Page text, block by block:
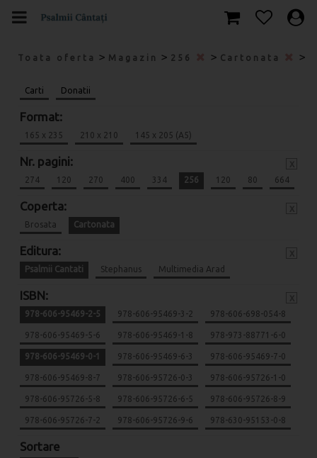
Toata oferta > Magazin > 256 > Cartonata >
Carti Donatii
Format:
165 x 235 210 x 210 145 x 205 (A5)
Nr. pagini:
274 120 270 400 334 256 120 80 664
Coperta:
Brosata Cartonata
Editura:
Psalmii Cantati Stephanus Multimedia Arad
ISBN:
978-606-95469-2-5 978-606-95469-3-2 978-606-698-054-8
978-606-95469-5-6 978-606-95469-1-8 978-973-88771-6-0
978-606-95469-0-1 978-606-95469-6-3 978-606-95469-7-0
978-606-95469-8-7 978-606-95726-0-3 978-606-95726-1-0
978-606-95726-5-8 978-606-95726-6-5 978-606-95726-8-9
978-606-95726-7-2 978-606-95726-9-6 978-630-95153-0-8
Sortare